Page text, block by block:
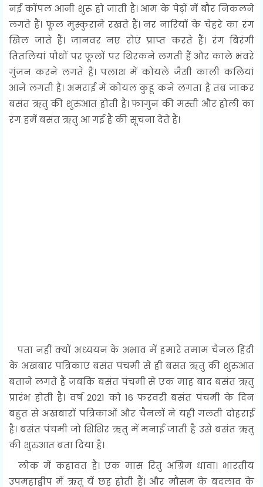
नई कोंपल आनी शुरू हो जाती है। आम के पेड़ों में बौर निकलने
लगते हैं। फूल मुस्कुराने रखते हैं। नर नारियों के चेहरे का रंग
खिल जाते हैं। जानवर नए रोएं प्राप्त करते हैं। रंग बिरंगी
तितलियां पौधों पर फूलों पर थिरकने लगती हैं और काले भंवरे
गुंजन करने लगते हैं। पलाश में कोयले जैसी काली कलियां
आने लगती हैं। अमराई में कोयल कुहू कने लगता है तब जाकर
बसंत ऋतु की शुरुआत होती है। फागुन की मस्ती और होली का
रंग हमें बसंत ऋतु आ गई है की सूचना देते हैं।
पता नहीं क्यों अध्ययन के अभाव में हमारे तमाम चैनल हिंदी
के अखबार पत्रिकाएं बसंत पंचमी से ही बसंत ऋतु की शुरुआत
बताने लगते हैं जबकि बसंत पंचमी से एक माह बाद बसंत ऋतु
प्रारंभ होती है। वर्ष 2021 को 16 फरवरी बसंत पंचमी के दिन
बहुत से अखबारों पत्रिकाओं और चैनलों ने यही गलती दोहराई
है। बसंत पंचमी जो शिशिर ऋतु में मनाई जाती है उसे बसंत ऋतु
की शुरुआत बता दिया है।
लोक में कहावत है। एक मास रितु अग्रिम धावा। भारतीय
उपमहाद्वीप में ऋतु यें छह होती हैं। और मौसम के बदलाव के